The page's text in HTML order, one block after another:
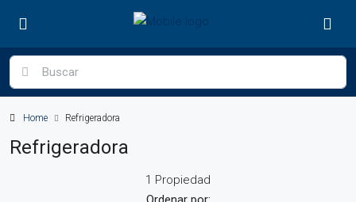
Home Refrigeradora
Refrigeradora
1 Propiedad